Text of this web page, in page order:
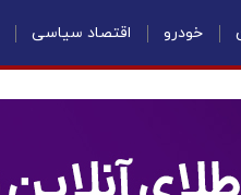
خودرو اقتصاد سیاسی